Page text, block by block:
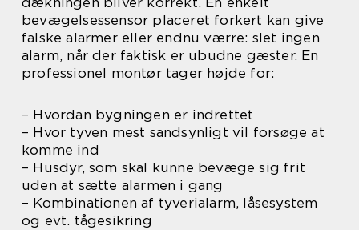
bevægelsessensor placeret forkert kan give
falske alarmer eller endnu værre: slet ingen
alarm, når der faktisk er ubudne gæster. En
professionel montør tager højde for:
– Hvordan bygningen er indrettet
– Hvor tyven mest sandsynligt vil forsøge at
komme ind
– Husdyr, som skal kunne bevæge sig frit
uden at sætte alarmen i gang
– Kombinationen af tyverialarm, låsesystem
og evt. tågesikring